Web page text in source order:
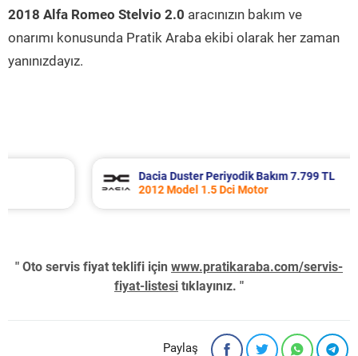
2018 Alfa Romeo Stelvio 2.0 aracınızın bakım ve
onarımı konusunda Pratik Araba ekibi olarak her zaman
yanınızdayız.
Dacia Duster Periyodik Bakım 7.799 TL
2012 Model 1.5 Dci Motor
" Oto servis fiyat teklifi için www.pratikaraba.com/servis-
fiyat-listesi tıklayınız. "
Paylaş